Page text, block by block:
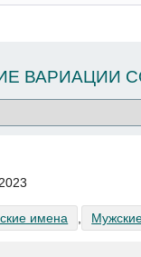
ВАРИАЦИИ
имена